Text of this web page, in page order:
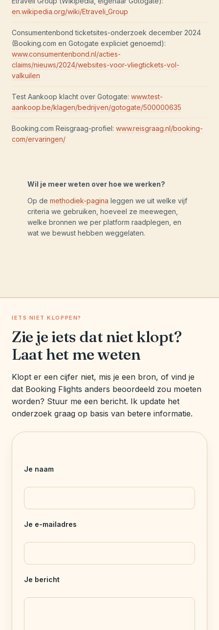
en.wikipedia.org/wiki/Etraveli_Group
Consumentenbond ticketsites-onderzoek december 2024
(Booking.com en Gotogate expliciet genoemd):
www.consumentenbond.nl/acties-
claims/nieuws/2024/websites-voor-vliegtickets-vol-
valkuilen
Test Aankoop klacht over Gotogate: www.test-
aankoop.be/klagen/bedrijven/gotogate/500000635
Booking.com Reisgraag-profiel: www.reisgraag.nl/booking-
com/ervaringen/
Wil je meer weten over hoe we werken?
Op de methodiek-pagina leggen we uit welke vijf
criteria we gebruiken, hoeveel ze meewegen,
welke bronnen we per platform raadplegen, en
wat we bewust hebben weggelaten.
IETS NIET KLOPPEN?
Zie je iets dat niet klopt?
Laat het me weten
Klopt er een cijfer niet, mis je een bron, of vind je
dat Booking Flights anders beoordeeld zou moeten
worden? Stuur me een bericht. Ik update het
onderzoek graag op basis van betere informatie.
Je naam
Je e-mailadres
Je bericht